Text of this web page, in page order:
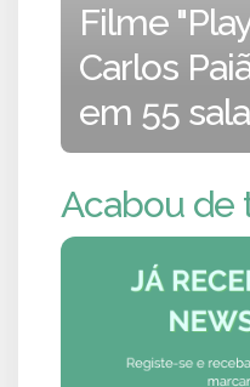
Filme
Carlos
em 55
Acabou de